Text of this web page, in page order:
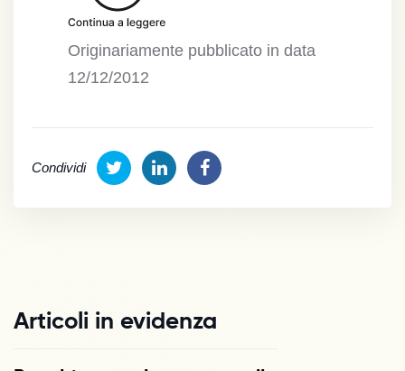
Originariamente pubblicato in data
12/12/2012
Condividi
Articoli in evidenza